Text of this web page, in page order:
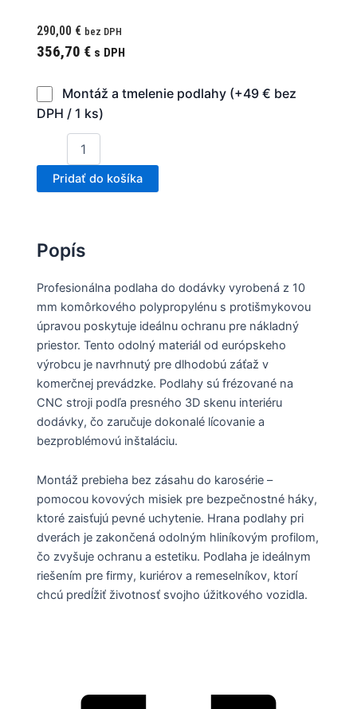
290,00 € bez DPH
356,70 € s DPH
Montáž a tmelenie podlahy (+49 € bez
DPH / 1 ks)
Pridať do košíka
Popís
Profesionálna podlaha do dodávky vyrobená z 10
mm komôrkového polypropylénu s protišmykovou
úpravou poskytuje ideálnu ochranu pre nákladný
priestor. Tento odolný materiál od európskeho
výrobcu je navrhnutý pre dlhodobú záťaž v
komerčnej prevádzke. Podlahy sú frézované na
CNC stroji podľa presného 3D skenu interiéru
dodávky, čo zaručuje dokonalé lícovanie a
bezproblémovú inštaláciu.
Montáž prebieha bez zásahu do karosérie –
pomocou kovových misiek pre bezpečnostné háky,
ktoré zaisťujú pevné uchytenie. Hrana podlahy pri
dverách je zakončená odolným hliníkovým profilom,
čo zvyšuje ochranu a estetiku. Podlaha je ideálnym
riešením pre firmy, kuriérov a remeselníkov, ktorí
chcú predĺžiť životnosť svojho úžitkového vozidla.